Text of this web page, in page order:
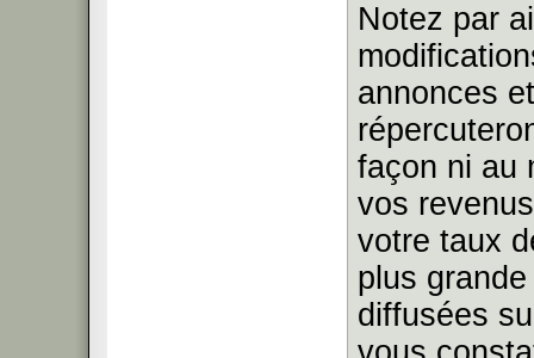
Notez par
annonces
façon ni au
vos
votre taux
plus
diffusées